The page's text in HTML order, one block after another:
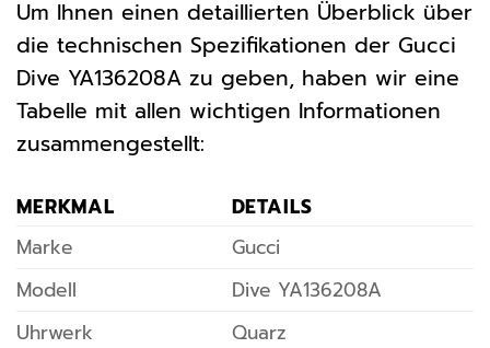
Um Ihnen einen detaillierten Überblick über
die technischen Spezifikationen der Gucci
Dive YA136208A zu geben, haben wir eine
Tabelle mit allen wichtigen Informationen
zusammengestellt:
MERKMAL
DETAILS
Marke
Gucci
Modell
Dive YA136208A
Uhrwerk
Quarz